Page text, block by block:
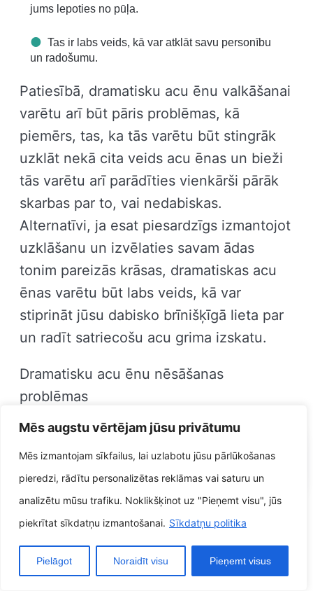
Mēs augstu vērtējam jūsu privātumu
Mēs izmantojam sīkfailus, lai uzlabotu jūsu pārlūkošanas
pieredzi, rādītu personalizētas reklāmas vai saturu un
analizētu mūsu trafiku. Noklikšķinot uz "Pieņemt visu", jūs
piekrītat sīkdatņu izmantošanai. Sīkdatņu politika
Pielāgot Noraidīt visu Pieņemt visus
jums lepoties no pūļa.
Tas ir labs veids, kā var atklāt savu personību
un radošumu.
Patiesībā, dramatisku acu ēnu valkāšanai
varētu arī būt pāris problēmas, kā
piemērs, tas, ka tās varētu būt stingrāk
uzklāt nekā cita veids acu ēnas un bieži
tās varētu arī parādīties vienkārši pārāk
skarbas par to, vai nedabiskas.
Alternatīvi, ja esat piesardzīgs izmantojot
uzklāšanu un izvēlaties savam ādas
tonim pareizās krāsas, dramatiskas acu
ēnas varētu būt labs veids, kā var
stiprināt jūsu dabisko brīnišķīgā lieta par
un radīt satriecošu acu grima izskatu.
Dramatisku acu ēnu nēsāšanas
problēmas
nēsāšanas problēmas
Tā gan dramatiskas acu ēnas varētu būt
stiprināt acis, varētu arī būt pāris